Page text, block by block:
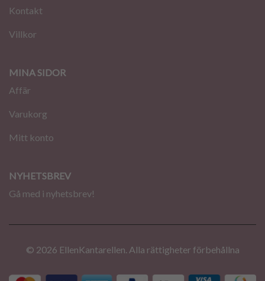
Kontakt
Villkor
MINA SIDOR
Affär
Varukorg
Mitt konto
NYHETSBREV
Gå med i nyhetsbrev!
© 2026 EllenKantarellen. Alla rättigheter förbehållna